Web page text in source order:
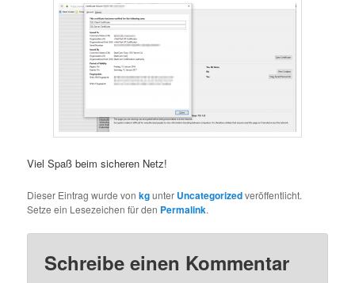
Viel Spaß beim sicheren Netz!
Dieser Eintrag wurde vonkgunter Uncategorizedveröffentlicht.
Setze ein Lesezeichen für den Permalink.
Schreibe einen Kommentar